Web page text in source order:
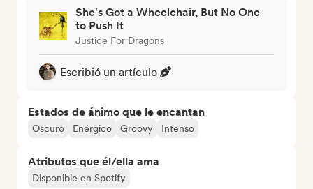
She's Got a Wheelchair, But No One
to Push It
Justice For Dragons
Escribió un artículo
Estados de ánimo que le encantan
Oscuro Enérgico Groovy Intenso
Atributos que él/ella ama
Disponible en Spotify